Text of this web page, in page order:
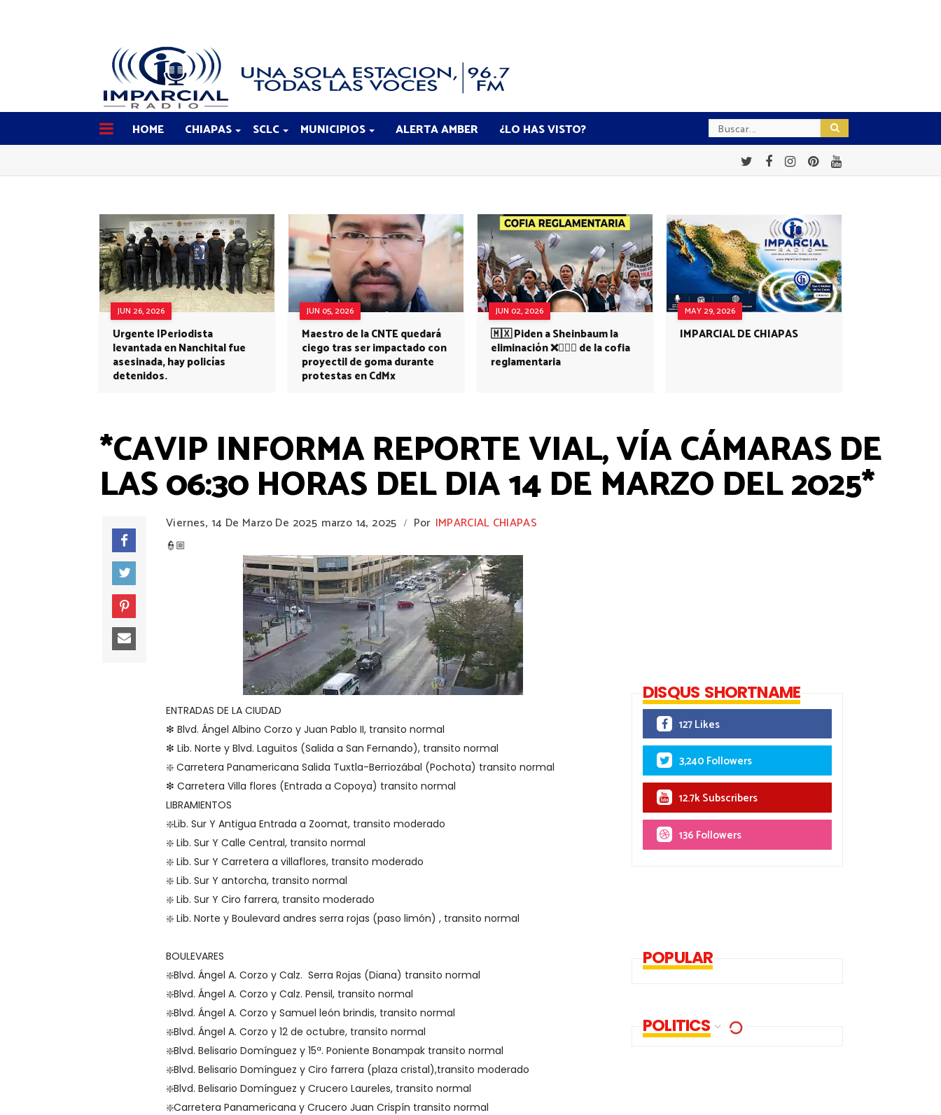
HOME CHIAPAS SCLC MUNICIPIOS ALERTA AMBER ¿LO HAS VISTO?
JUN 26, 2026
Urgente |Periodista
levantada en Nanchital fue
asesinada, hay policías
detenidos.
JUN 05, 2026
Maestro de la CNTE quedará
ciego tras ser impactado con
proyectil de goma durante
protestas en CdMx
JUN 02, 2026
🇲🇽 Piden a Sheinbaum la
eliminación ❌👩🏻‍⚕️ de la cofia
reglamentaria
MAY 29, 2026
IMPARCIAL DE CHIAPAS
*CAVIP INFORMA REPORTE VIAL, VÍA CÁMARAS DE
LAS 06:30 HORAS DEL DIA 14 DE MARZO DEL 2025*
Viernes, 14 De Marzo De 2025 marzo 14, 2025 / Por IMPARCIAL CHIAPAS
👮🏼
ENTRADAS DE LA CIUDAD
❇ Blvd. Ángel Albino Corzo y Juan Pablo II, transito normal
❇ Lib. Norte y Blvd. Laguitos (Salida a San Fernando), transito normal
❇️ Carretera Panamericana Salida Tuxtla-Berriozábal (Pochota) transito normal
❇ Carretera Villa flores (Entrada a Copoya) transito normal
LIBRAMIENTOS
❇️Lib. Sur Y Antigua Entrada a Zoomat, transito moderado
❇️ Lib. Sur Y Calle Central, transito normal
❇️ Lib. Sur Y Carretera a villaflores, transito moderado
❇️ Lib. Sur Y antorcha, transito normal
❇️ Lib. Sur Y Ciro farrera, transito moderado
❇️ Lib. Norte y Boulevard andres serra rojas (paso limón) , transito normal
BOULEVARES
❇️Blvd. Ángel A. Corzo y Calz. Serra Rojas (Diana) transito normal
❇️Blvd. Ángel A. Corzo y Calz. Pensil, transito normal
❇️Blvd. Ángel A. Corzo y Samuel león brindis, transito normal
❇️Blvd. Ángel A. Corzo y 12 de octubre, transito normal
❇️Blvd. Belisario Domínguez y 15ª. Poniente Bonampak transito normal
❇️Blvd. Belisario Domínguez y Ciro farrera (plaza cristal),transito moderado
❇️Blvd. Belisario Domínguez y Crucero Laureles, transito normal
❇️Carretera Panamericana y Crucero Juan Crispín transito normal
DISQUS SHORTNAME
127 Likes
3,240 Followers
12.7k Subscribers
136 Followers
POPULAR
POLITICS